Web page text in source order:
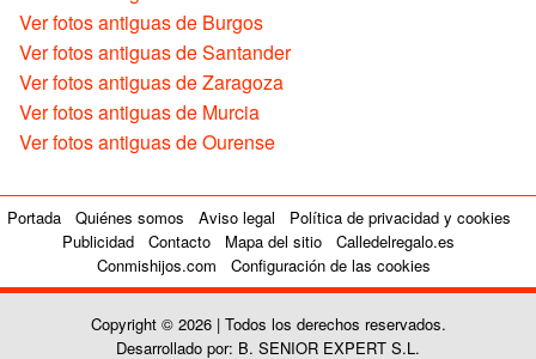
Ver fotos antiguas de Burgos
Ver fotos antiguas de Santander
Ver fotos antiguas de Zaragoza
Ver fotos antiguas de Murcia
Ver fotos antiguas de Ourense
Portada Quiénes somos Aviso legal
Política de privacidad y cookies
Publicidad
Contacto Mapa del sitio
Calledelregalo.es
Conmishijos.com
Configuración de las cookies
Copyright © 2026 | Todos los derechos reservados.
Desarrollado por: B. SENIOR EXPERT S.L.